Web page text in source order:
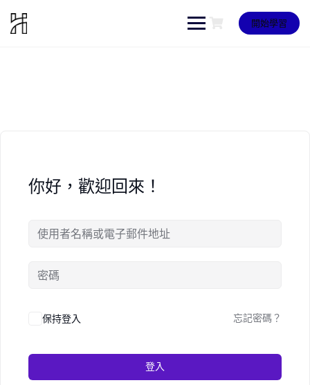
content
開始學習
你好，歡迎回來！
保持登入 忘記密碼？
登入